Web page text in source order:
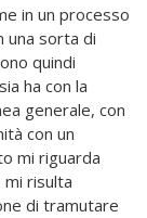
in un processo
una sorta di
quindi
ha con la
generale, con
con un
mi riguarda
risulta
di tramutare